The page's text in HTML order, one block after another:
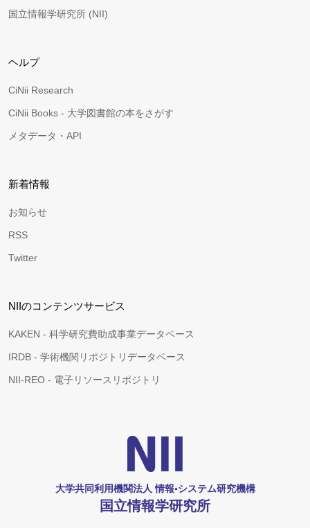
国立情報学研究所 (NII)
ヘルプ
CiNii Research
CiNii Books - 大学図書館の本をさがす
メタデータ・API
新着情報
お知らせ
RSS
Twitter
NIIのコンテンツサービス
KAKEN - 科学研究費助成事業データベース
IRDB - 学術機関リポジトリデータベース
NII-REO - 電子リソースリポジトリ
大学共同利用機関法人 情報•システム研究機構
国立情報学研究所